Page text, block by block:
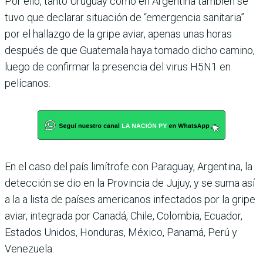
tuvo que declarar situación de “emergencia sanitaria”
por el hallazgo de la gripe aviar, apenas unas horas
después de que Guatemala haya tomado dicho camino,
luego de confirmar la presencia del virus H5N1 en
pelícanos.
En el caso del país limítrofe con Paraguay, Argentina, la
detección se dio en la Provincia de Jujuy, y se suma así
a la a lista de países americanos infectados por la gripe
aviar, integrada por Canadá, Chile, Colombia, Ecuador,
Estados Unidos, Honduras, México, Panamá, Perú y
Venezuela.